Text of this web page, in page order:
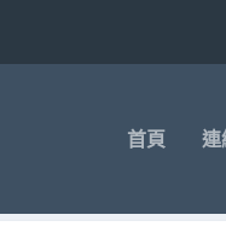
首頁 連